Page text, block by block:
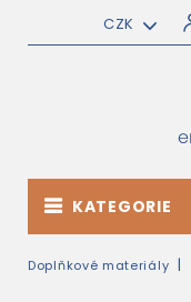
CZK
KATEGORIE
Doplňkové materiály